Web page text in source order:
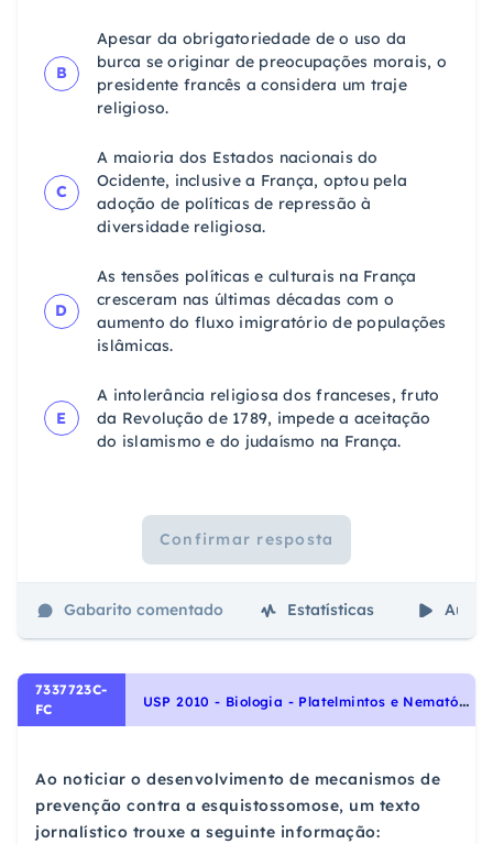
B
Apesar da obrigatoriedade de o uso da
burca se originar de preocupações morais, o
presidente francês a considera um traje
religioso.
C
A maioria dos Estados nacionais do
Ocidente, inclusive a França, optou pela
adoção de políticas de repressão à
diversidade religiosa.
D
As tensões políticas e culturais na França
cresceram nas últimas décadas com o
aumento do fluxo imigratório de populações
islâmicas.
E
A intolerância religiosa dos franceses, fruto
da Revolução de 1789, impede a aceitação
do islamismo e do judaísmo na França.
Confirmar resposta
Gabarito comentado Estatísticas Aulas
7337723C-
FC
U
SP 2010 - Biologia - Platelmintos e Nematódeos, Identidade dos seres vivos
Ao noticiar o desenvolvimento de mecanismos de
prevenção contra a esquistossomose, um texto
jornalístico trouxe a seguinte informação: